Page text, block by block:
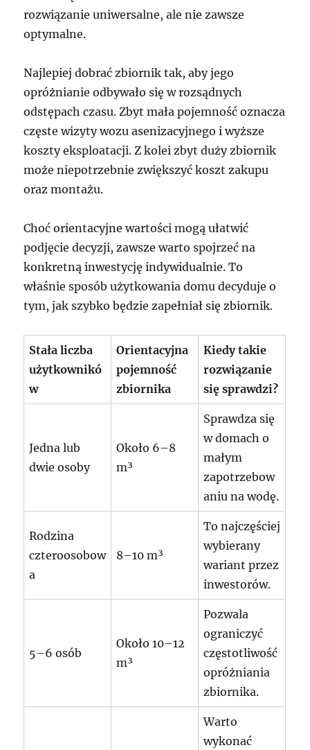
rozwiązanie uniwersalne, ale nie zawsze
optymalne.
Najlepiej dobrać zbiornik tak, aby jego
opróżnianie odbywało się w rozsądnych
odstępach czasu. Zbyt mała pojemność oznacza
częste wizyty wozu asenizacyjnego i wyższe
koszty eksploatacji. Z kolei zbyt duży zbiornik
może niepotrzebnie zwiększyć koszt zakupu
oraz montażu.
Choć orientacyjne wartości mogą ułatwić
podjęcie decyzji, zawsze warto spojrzeć na
konkretną inwestycję indywidualnie. To
właśnie sposób użytkowania domu decyduje o
tym, jak szybko będzie zapełniał się zbiornik.
Stała liczba
użytkownikó
w
Orientacyjna
pojemność
zbiornika
Kiedy takie
rozwiązanie
się sprawdzi?
Jedna lub
dwie osoby
Około 6–8
m³
Sprawdza się
w domach o
małym
zapotrzebow
aniu na wodę.
Rodzina
czteroosobow
a
8–10 m³
To najczęściej
wybierany
wariant przez
inwestorów.
5–6 osób
Około 10–12
m³
Pozwala
ograniczyć
częstotliwość
opróżniania
zbiornika.
Warto
wykonać